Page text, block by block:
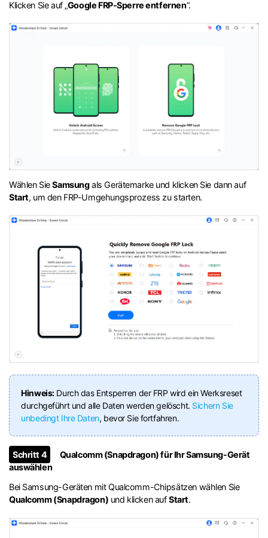
Klicken Sie auf „Google FRP-Sperre entfernen“.
Wählen SieSamsungals Gerätemarke und klicken Sie dann auf
Start, um den FRP-Umgehungsprozess zu starten.
Hinweis:Durch das Entsperren der FRP wird ein Werksreset
durchgeführt und alle Daten werden gelöscht. Sichern Sie
unbedingt Ihre Daten, bevor Sie fortfahren.
Schritt 4
Qualcomm (Snapdragon) für Ihr Samsung-Gerät
auswählen
Bei Samsung-Geräten mit Qualcomm-Chipsätzen wählen Sie
Qualcomm (Snapdragon) und klicken aufStart.